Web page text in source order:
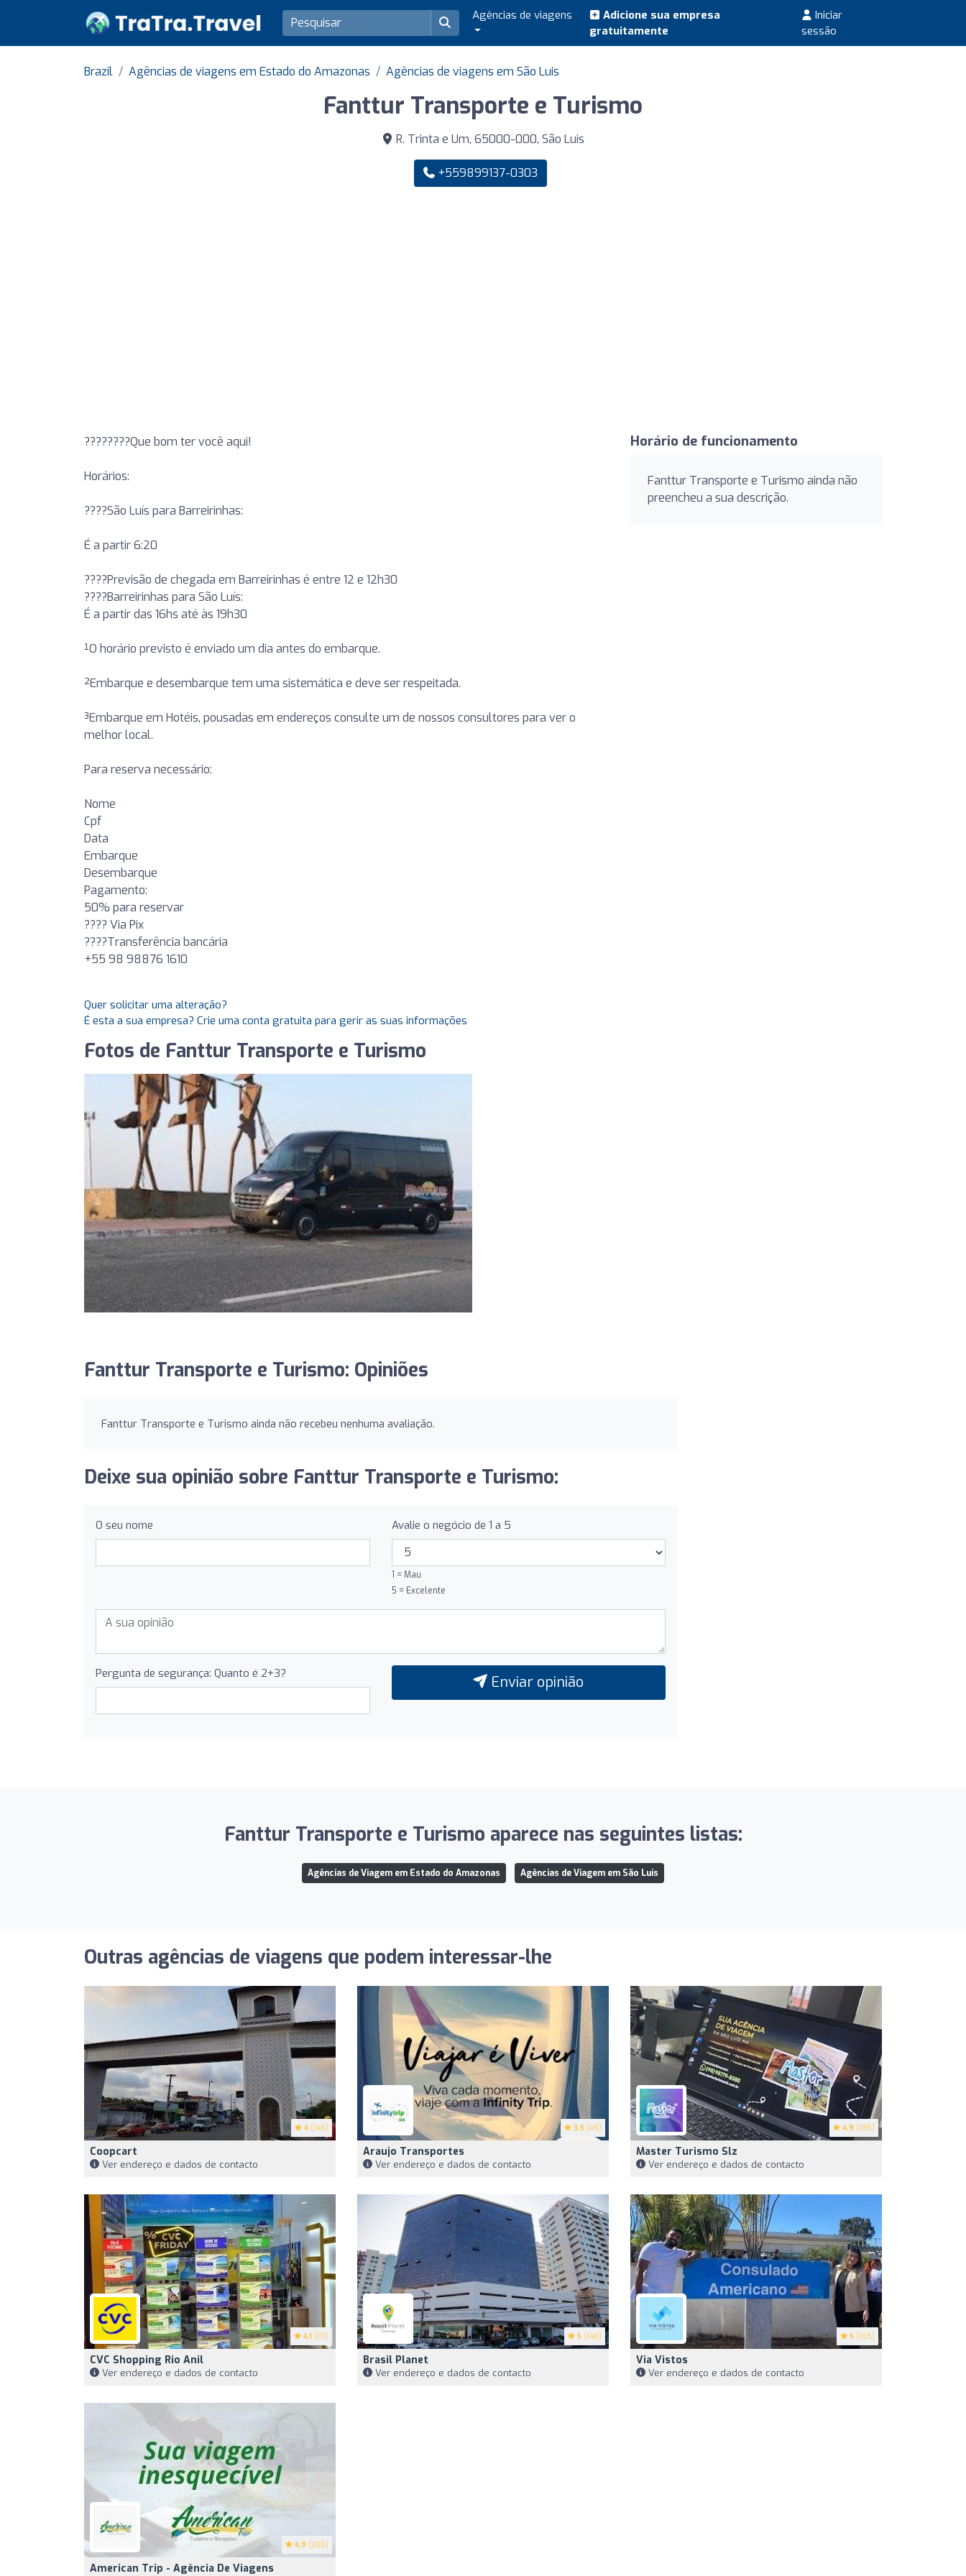
Agências de viagens
Adicione sua empresa
gratuitamente
Iniciar
sessão
Brazil Agências de viagens em Estado do Amazonas Agências de viagens em São Luis
Fanttur Transporte e Turismo
R. Trinta e Um, 65000-000, São Luis
+559899137-0303
????????Que bom ter você aqui!
Horários:
????São Luís para Barreirinhas:
É a partir 6:20
????Previsão de chegada em Barreirinhas é entre 12 e 12h30
????Barreirinhas para São Luís:
É a partir das 16hs até às 19h30
¹O horário previsto é enviado um dia antes do embarque.
²Embarque e desembarque tem uma sistemática e deve ser respeitada.
³Embarque em Hotéis, pousadas em endereços consulte um de nossos consultores para ver o
melhor local.
Para reserva necessário:
Nome
Cpf
Data
Embarque
Desembarque
Pagamento:
50% para reservar
???? Via Pix
????Transferência bancária
+55 98 98876 1610
Horário de funcionamento
Fanttur Transporte e Turismo ainda não
preencheu a sua descrição.
Quer solicitar uma alteração?
É esta a sua empresa? Crie uma conta gratuita para gerir as suas informações
Fotos de Fanttur Transporte e Turismo
Fanttur Transporte e Turismo: Opiniões
Fanttur Transporte e Turismo ainda não recebeu nenhuma avaliação.
Deixe sua opinião sobre Fanttur Transporte e Turismo:
O seu nome Avalie o negócio de 1 a 5
1 = Mau
5 = Excelente
Pergunta de segurança: Quanto é 2+3? Enviar opinião
Fanttur Transporte e Turismo aparece nas seguintes listas:
Agências de Viagem em Estado do Amazonas Agências de Viagem em São Luis
Outras agências de viagens que podem interessar-lhe
4 (146)
Coopcart
Ver endereço e dados de contacto
3.5 (45)
Araujo Transportes
Ver endereço e dados de contacto
4.9 (185)
Master Turismo Slz
Ver endereço e dados de contacto
4.1 (111)
CVC Shopping Rio Anil
Ver endereço e dados de contacto
5 (140)
Brasil Planet
Ver endereço e dados de contacto
5 (165)
Via Vistos
Ver endereço e dados de contacto
4.9 (200)
American Trip - Agência De Viagens